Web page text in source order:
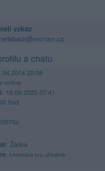
vzkaz
a chatu
20:08
online
: 15.09.2023 07:41
hod.
: Žádné
: Informace pro uživatele